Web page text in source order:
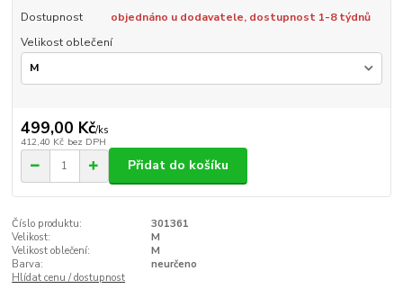
Dostupnost
objednáno u dodavatele, dostupnost 1-8 týdnů
Velikost oblečení
499,00 Kč/ks
412,40 Kč bez DPH
Přidat do košíku
Číslo produktu:
301361
Velikost:
M
Velikost oblečení:
M
Barva:
neurčeno
Hlídat cenu / dostupnost